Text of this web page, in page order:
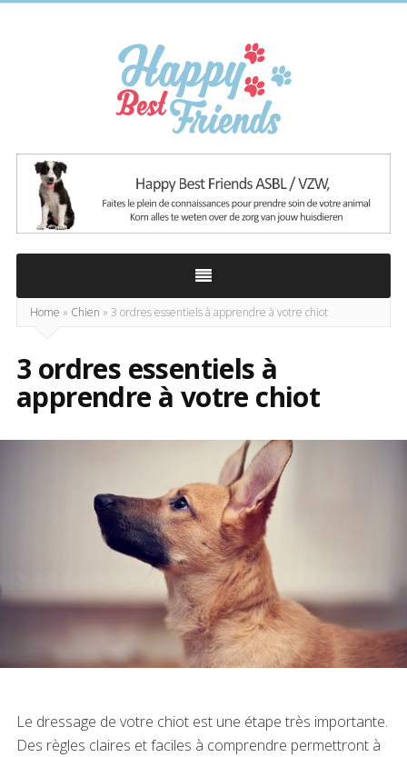
Happy
Best
Friends
Home » Chien » 3 ordres essentiels à apprendre à votre chiot
3 ordres essentiels à
apprendre à votre chiot
Le dressage de votre chiot est une étape très importante.
Des règles claires et faciles à comprendre permettront à